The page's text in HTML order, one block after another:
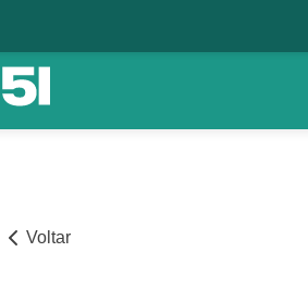
Voltar